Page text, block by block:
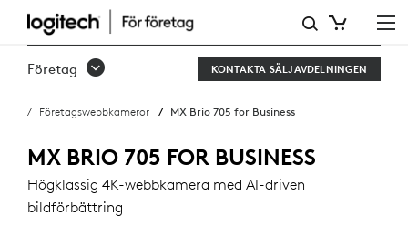
MX
BRIO
FÖR
FÖRETAG
Företag KONTAKTA SÄLJAVDELNINGEN
Företagswebbkameror MX Brio 705 for Business
MX BRIO 705 FOR BUSINESS
Högklassig 4K-webbkamera med AI-driven
bildförbättring